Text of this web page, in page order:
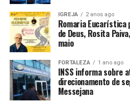
IGREJA 2 anos ago
Romaria Eucarística
de Deus, Rosita
maio
FORTALEZA 1 ano ago
INSS informa sobre
direcionamento de
Messejana